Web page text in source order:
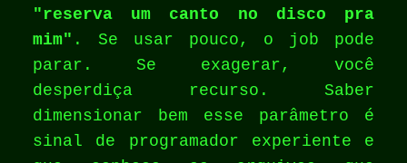
"reserva um canto no disco pra
mim" . Se usar pouco, o job pode
parar. Se exagerar, você
desperdiça recurso. Saber
dimensionar bem esse parâmetro é
sinal de programador experiente e